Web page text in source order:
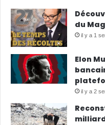
du
il y a 1
Elon
il y a 2